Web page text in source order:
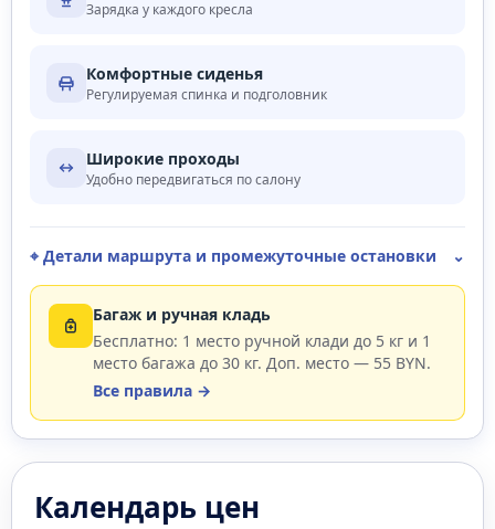
Зарядка у каждого кресла
Комфортные сиденья
Регулируемая спинка и подголовник
Широкие проходы
Удобно передвигаться по салону
⌖ Детали маршрута и промежуточные остановки ⌄
Багаж и ручная кладь
Бесплатно: 1 место ручной клади до 5 кг и 1
место багажа до 30 кг. Доп. место — 55 BYN.
Все правила →
Календарь цен